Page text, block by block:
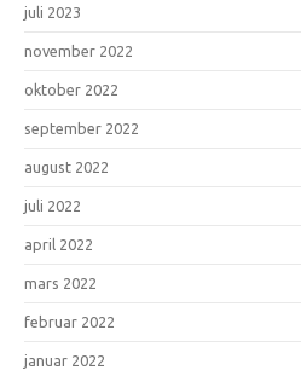
juli 2023
november 2022
oktober 2022
september 2022
august 2022
juli 2022
april 2022
mars 2022
februar 2022
januar 2022